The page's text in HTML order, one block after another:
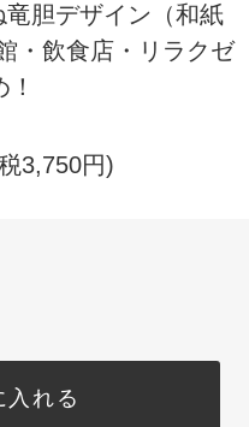
胆デザイン（和紙
・飲食店・リラクゼ
3,750円)
入れる